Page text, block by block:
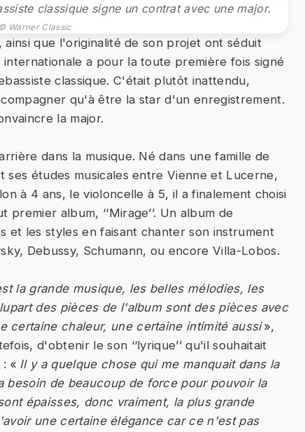
classique signe un contrat avec une major.
© Warner Classic
que l'originalité de son projet ont séduit
internationale a pour la toute première fois signé
classique. C'était plutôt inattendu,
qu'à être la star d'un enregistrement.
la major.
dans la musique. Né dans une famille de
ses études musicales entre Vienne et Lucerne,
à 4 ans, le violoncelle à 5, il a finalement choisi
album, ‘‘Mirage’’. Un album de
et les styles en faisant chanter son instrument
Debussy, Schumann, ou encore Villa-Lobos.
la grande musique, les belles mélodies, les
des pièces de l'album sont des pièces avec
certaine chaleur, une certaine intimité aussi»,
d'obtenir le son ‘‘lyrique’’ qu'il souhaitait
« Il y a quelque chose qui me manquait dans la
besoin de beaucoup de force pour pouvoir la
épaisses, donc vraiment, la plus grande
une certaine élégance car ce n'est pas